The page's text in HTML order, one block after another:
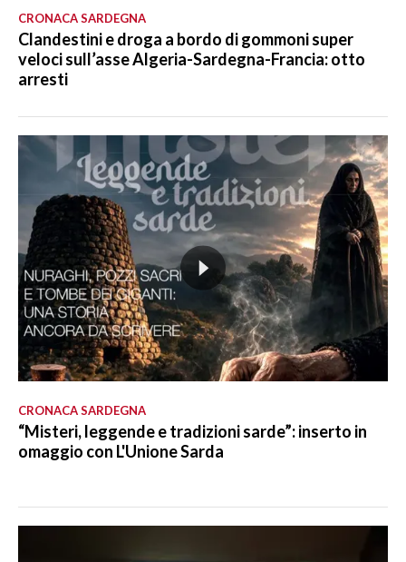
CRONACA SARDEGNA
Clandestini e droga a bordo di gommoni super
veloci sull’asse Algeria-Sardegna-Francia: otto
arresti
CRONACA SARDEGNA
“Misteri, leggende e tradizioni sarde”: inserto in
omaggio con L'Unione Sarda